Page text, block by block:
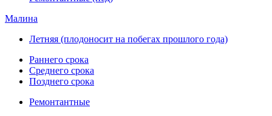
Малина
Летняя (плодоносит на побегах прошлого года)
Раннего срока
Среднего срока
Позднего срока
Ремонтантные